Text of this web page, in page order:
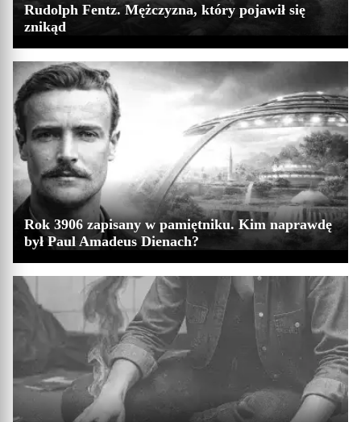
Rudolph Fentz. Mężczyzna, który pojawił się
znikąd
Rok 3906 zapisany w pamiętniku. Kim naprawdę
był Paul Amadeus Dienach?